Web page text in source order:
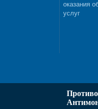
оказания
услуг